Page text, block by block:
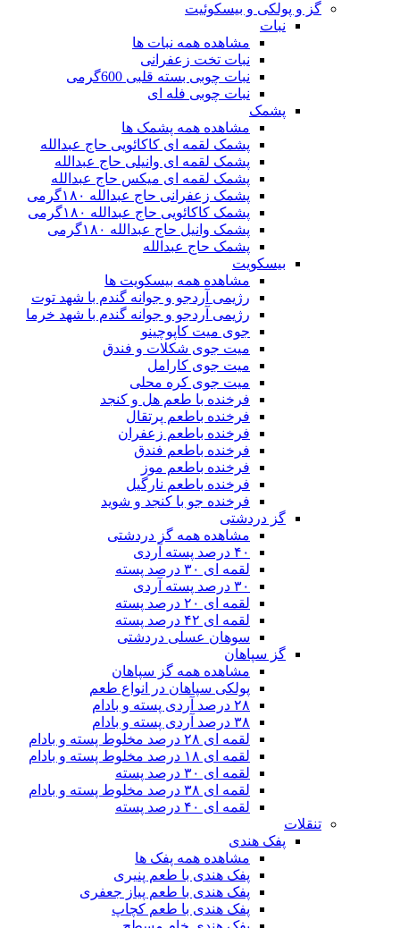
گز و پولکی و بیسکوئیت
نبات
مشاهده همه نبات ها
نبات تخت زعفرانی
نبات چوبی بسته قلبی 600گرمی
نبات چوبی فله ای
پشمک
مشاهده همه پشمک ها
پشمک لقمه ای کاکائویی حاج عبدالله
پشمک لقمه ای وانیلی حاج عبدالله
پشمک لقمه ای میکس حاج عبدالله
پشمک زعفرانی حاج عبدالله ۱۸۰گرمی
پشمک کاکائویی حاج عبدالله ۱۸۰گرمی
پشمک وانیل حاج عبدالله ۱۸۰گرمی
پشمک حاج عبدالله
بیسکویت
مشاهده همه بیسکویت ها
رژیمی آردجو و جوانه گندم با شهد توت
رژیمی آردجو و جوانه گندم با شهد خرما
جوی میت کاپوچینو
میت جوی شکلات و فندق
میت جوی کارامل
میت جوی کره محلی
فرخنده با طعم هل و کنجد
فرخنده باطعم پرتقال
فرخنده باطعم زعفران
فرخنده باطعم فندق
فرخنده باطعم موز
فرخنده باطعم نارگیل
فرخنده جو با کنجد و شوید
گز دردشتی
مشاهده همه گز دردشتی
۴۰ درصد پسته آردی
لقمه ای ۳۰ درصد پسته
۳۰ درصد پسته آردی
لقمه ای ۲۰ درصد پسته
لقمه ای ۴۲ درصد پسته
سوهان عسلی دردشتی
گز سپاهان
مشاهده همه گز سپاهان
پولکی سپاهان در انواع طعم
۲۸ درصد آردی پسته و بادام
۳۸ درصد آردی پسته و بادام
لقمه ای ۲۸ درصد مخلوط پسته و بادام
لقمه ای ۱۸ درصد مخلوط پسته و بادام
لقمه ای ۳۰ درصد پسته
لقمه ای ۳۸ درصد مخلوط پسته و بادام
لقمه ای ۴۰ درصد پسته
تنقلات
پفک هندی
مشاهده همه پفک ها
پفک هندی با طعم پنیری
پفک هندی با طعم پیاز جعفری
پفک هندی با طعم کچاپ